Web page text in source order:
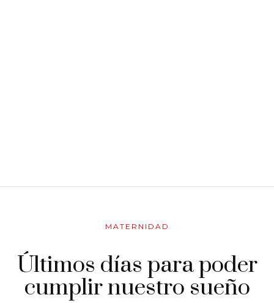
MATERNIDAD
Últimos días para poder
cumplir nuestro sueño